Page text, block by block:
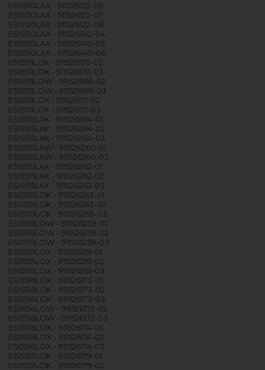
ESI5510LAX - 911526122-06
ESI5510LAX - 911526122-07
ESI5510LAX - 911526122-08
ESI5510LAX - 911526140-04
ESI5510LAX - 911526140-05
ESI5510LAX - 911526140-06
ESI5511LOK - 911526170-02
ESI5511LOK - 911526170-03
ESI5511LOW - 911526169-02
ESI5511LOW - 911526169-03
ESI5511LOX - 911526171-02
ESI5511LOX - 911526171-03
ESI5515LAK - 911526264-01
ESI5515LAK - 911526264-02
ESI5515LAK - 911526264-03
ESI5515LAW - 911526260-01
ESI5515LAW - 911526260-03
ESI5515LAX - 911526262-01
ESI5515LAX - 911526262-02
ESI5515LAX - 911526262-03
ESI5515LOK - 911526263-01
ESI5515LOK - 911526263-02
ESI5515LOK - 911526263-03
ESI5515LOW - 911526259-01
ESI5515LOW - 911526259-02
ESI5515LOW - 911526259-03
ESI5515LOX - 911526261-01
ESI5515LOX - 911526261-02
ESI5515LOX - 911526261-03
ESI5516LOK - 911526173-01
ESI5516LOK - 911526173-02
ESI5516LOK - 911526173-03
ESI5516LOW - 911526172-02
ESI5516LOW - 911526172-03
ESI5516LOX - 911526174-01
ESI5516LOX - 911526174-02
ESI5516LOX - 911526174-03
ESI5517LOK - 911526179-01
ESI5517LOK - 911526179-02